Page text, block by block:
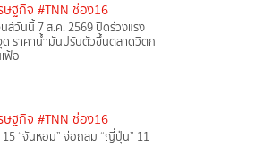
ษฐกิจ #TNN ช่อง16
ส์วันนี้ 7 ส.ค. 2569 ปิดร่วงแรง
ด ราคาน้ำมันปรับตัวขึ้นตลาดวิตก
ฟ้อ
ษฐกิจ #TNN ช่อง16
“จันหอม” จ่อถล่ม “ญี่ปุ่น” 11